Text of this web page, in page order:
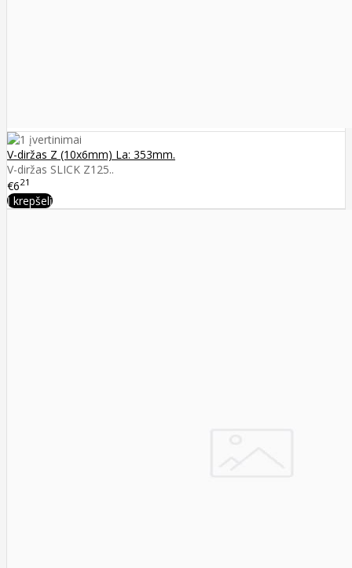
V-diržas Z (10x6mm) La: 353mm.
V-diržas SLICK Z125..
€621
Į krepšelį